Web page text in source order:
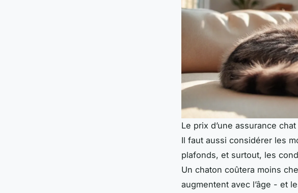
Le prix d’une assurance
Il faut aussi considérer les
plafonds, et surtout, les
Un chaton coûtera moins
augmentent avec l’âge - et